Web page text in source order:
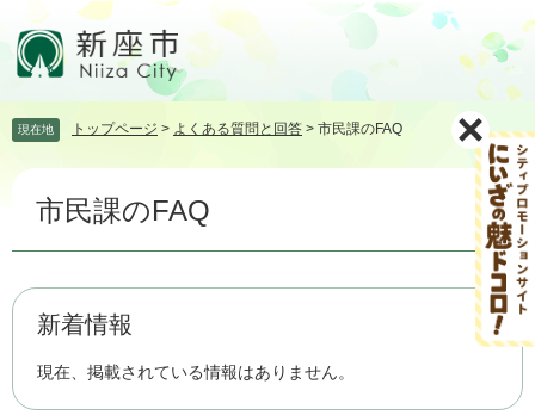
頭飛 現在地 トップページ > よくある質問と回答 > 市民課のFAQ
本
市民課のFAQ
新着情報
現在、掲載されている情報はありません。